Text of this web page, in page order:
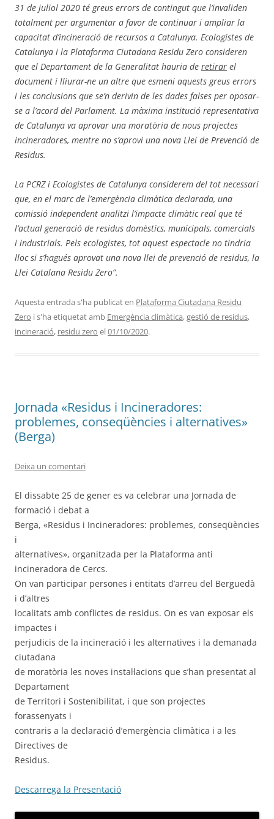
31 de juliol 2020 té greus errors de contingut que l’invaliden
totalment per argumentar a favor de continuar i ampliar la
capacitat d’incineració de recursos a Catalunya. Ecologistes de
Catalunya i la Plataforma Ciutadana Residu Zero consideren
que el Departament de la Generalitat hauria de retirar el
document i lliurar-ne un altre que esmeni aquests greus errors
i les conclusions que se’n derivin de les dades falses per oposar-
se a l’acord del Parlament. La màxima institució representativa
de Catalunya va aprovar una moratòria de nous projectes
incineradores, mentre no s’aprovi una nova Llei de Prevenció de
Residus.
La PCRZ i Ecologistes de Catalunya considerem del tot necessari
que, en el marc de l’emergència climàtica declarada, una
comissió independent analitzi l’impacte climàtic real que té
l’actual generació de residus domèstics, municipals, comercials
i industrials. Pels ecologistes, tot aquest espectacle no tindria
lloc si s’hagués aprovat una nova llei de prevenció de residus, la
Llei Catalana Residu Zero”.
Aquesta entrada s'ha publicat en Plataforma Ciutadana Residu
Zero i s'ha etiquetat amb Emergència climàtica,gestió de residus,
incineració, residu zero el01/10/2020.
Jornada «Residus i Incineradores:
problemes, conseqüències i alternatives»
(Berga)
Deixa un comentari
El dissabte 25 de gener es va celebrar una Jornada de
formació i debat a
Berga, «Residus i Incineradores: problemes, conseqüències
i
alternatives», organitzada per la Plataforma anti
incineradora de Cercs.
On van participar persones i entitats d’arreu del Berguedà
i d’altres
localitats amb conflictes de residus. On es van exposar els
impactes i
perjudicis de la incineració i les alternatives i la demanada
ciutadana
de moratòria les noves instal·lacions que s’han presentat al
Departament
de Territori i Sostenibilitat, i que son projectes
forassenyats i
contraris a la declaració d’emergència climàtica i a les
Directives de
Residus.
Descarrega la Presentació